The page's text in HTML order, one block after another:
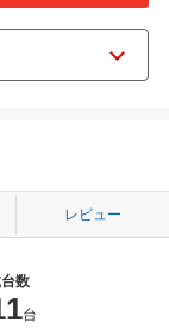
レビュー
数
台